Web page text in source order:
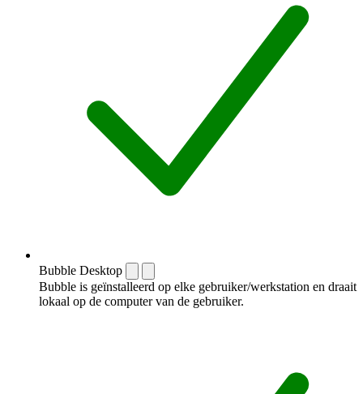
Bubble Desktop
Bubble is geïnstalleerd op elke gebruiker/werkstation en draait
lokaal op de computer van de gebruiker.